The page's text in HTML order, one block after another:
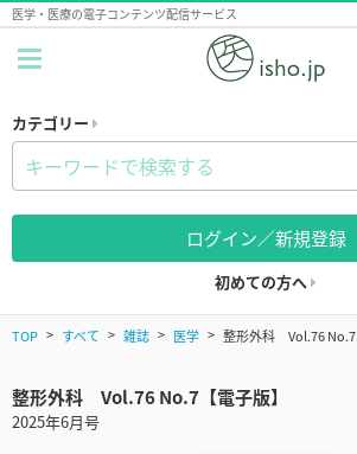
医学・医療の電子コンテンツ配信サービス
カテゴリー
ログイン／新規登録
初めての方へ
TOP すべて 雑誌 医学 整形外科 Vol.76 No.7
整形外科 Vol.76 No.7【電子版】
2025年6月号